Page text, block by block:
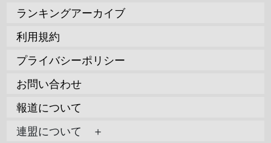
ランキングアーカイブ
利用規約
プライバシーポリシー
お問い合わせ
報道について
連盟について ＋